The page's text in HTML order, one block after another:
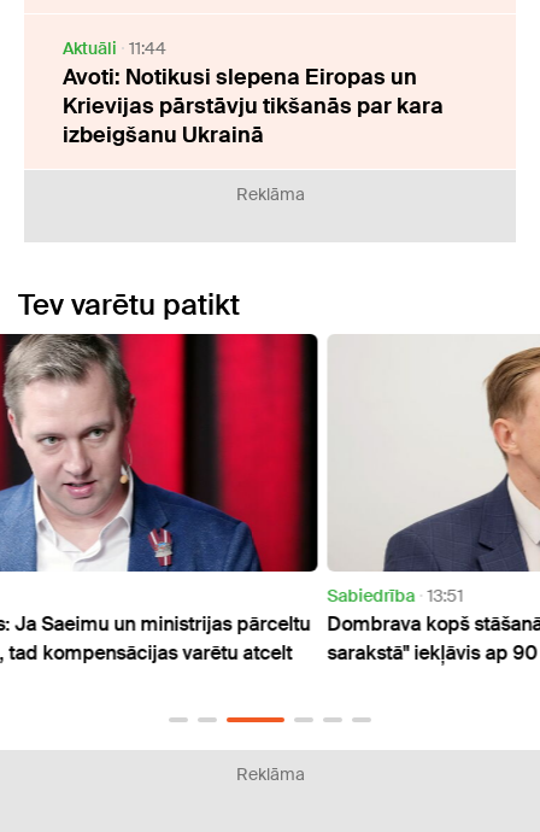
Aktuāli 11:44
Avoti: Notikusi slepena Eiropas un
Krievijas pārstāvju tikšanās par kara
izbeigšanu Ukrainā
Reklāma
Tev varētu patikt
Dombrava kopš stāšanās amatā "melnajā
sarakstā" iekļāvis ap 90 ārvalstnieku
Reklāma